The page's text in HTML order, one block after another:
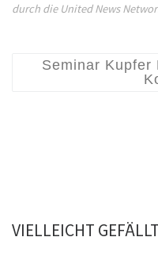
durch die United News
Seminar
VIELLEICHT